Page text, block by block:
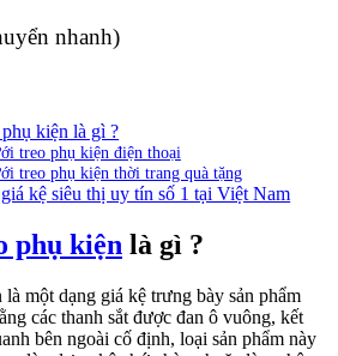
nhanh)
kiện là gì ?
treo phụ kiện điện thoại
treo phụ kiện thời trang quà tặng
kệ siêu thị uy tín số 1 tại Việt Nam
phụ kiện là gì ?
một dạng giá kệ trưng bày sản phẩm
các thanh sắt được đan ô vuông, kết
bên ngoài cố định, loại sản phẩm này